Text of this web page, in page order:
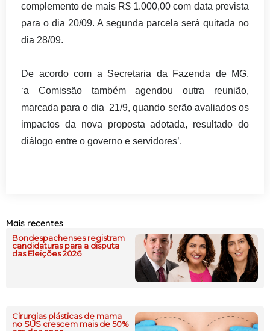
complemento de mais R$ 1.000,00 com data prevista
para o dia 20/09. A segunda parcela será quitada no
dia 28/09.
De acordo com a Secretaria da Fazenda de MG,
‘a Comissão também agendou outra reunião,
marcada para o dia 21/9, quando serão avaliados os
impactos da nova proposta adotada, resultado do
diálogo entre o governo e servidores’.
Mais recentes
Bondespachenses registram
candidaturas para a disputa
das Eleições 2026
Cirurgias plásticas de mama
no SUS crescem mais de 50%